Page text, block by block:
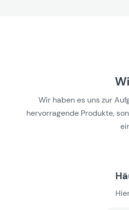
Wir haben es uns zur
hervorragende Produkte,